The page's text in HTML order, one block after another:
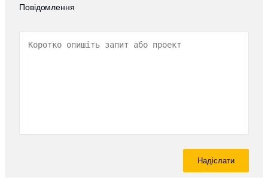
Повідомлення